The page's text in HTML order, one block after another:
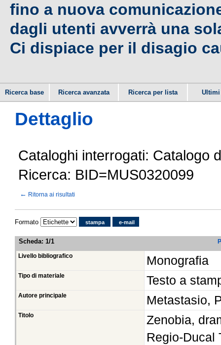
fino a nuova
dagli utenti avverrà una
Ci dispiace per il disagio
Ricerca base Ricerca avanzata Ricerca per lista
Dettaglio
Cataloghi interrogati: Catalogo
Ricerca: BID=MUS0320099
← Ritorna ai risultati
Formato stampa e-mail
Scheda: 1/1
Livello bibliografico Monografia
Tipo di materiale Testo a
Autore principale Metastasio,
Titolo
Zenobia,
Regio-Ducal